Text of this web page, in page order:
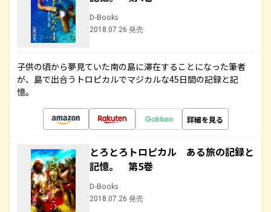
D-Books
2018.07.26 発売
子供の頃から夢見ていた南の島に滞在することになった筆者
が、島で出合うトロピカルでマジカルな45日間の記録と記
憶。
詳細を見る
とろとろトロピカル ある旅の記録と
記憶。 第5巻
D-Books
2018.07.26 発売